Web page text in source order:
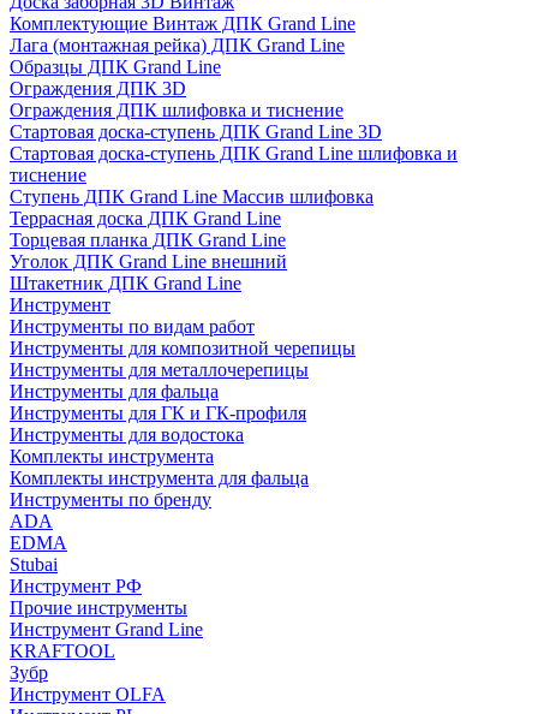
Комплектующие Винтаж ДПК Grand Line
Лага (монтажная рейка) ДПК Grand Line
Образцы ДПК Grand Line
Ограждения ДПК 3D
Ограждения ДПК шлифовка и тиснение
Стартовая доска-ступень ДПК Grand Line 3D
Стартовая доска-ступень ДПК Grand Line шлифовка и
тиснение
Ступень ДПК Grand Line Массив шлифовка
Террасная доска ДПК Grand Line
Торцевая планка ДПК Grand Line
Уголок ДПК Grand Line внешний
Штакетник ДПК Grand Line
Инструмент
Инструменты по видам работ
Инструменты для композитной черепицы
Инструменты для металлочерепицы
Инструменты для фальца
Инструменты для ГК и ГК-профиля
Инструменты для водостока
Комплекты инструмента
Комплекты инструмента для фальца
Инструменты по бренду
ADA
EDMA
Stubai
Инструмент РФ
Прочие инструменты
Инструмент Grand Line
KRAFTOOL
Зубр
Инструмент OLFA